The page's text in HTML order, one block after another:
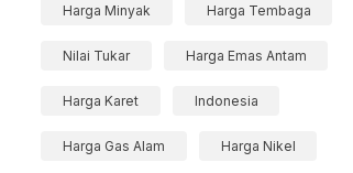
Harga Minyak Harga Tembaga
Nilai Tukar Harga Emas Antam
Harga Karet Indonesia
Harga Gas Alam Harga Nikel